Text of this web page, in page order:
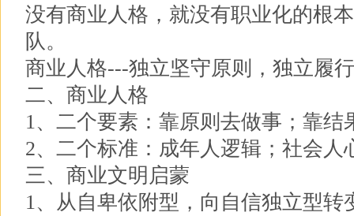
没有商业人格，就没有职业化的根
队。
商业人格---独立坚守原则，独立履
二、商业人格
1、二个要素：靠原则去做事；靠结
2、二个标准：成年人逻辑；社会人
三、商业文明启蒙
1、从自卑依附型，向自信独立型转